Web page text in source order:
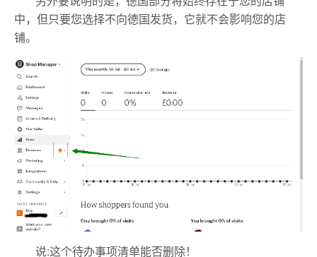
中，但只要您选择不向德国发货，它就不会影响您的店
铺。
说:这个待办事项清单能否删除！